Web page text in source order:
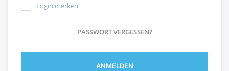
Login merken
PASSWORT VERGESSEN?
ANMELDEN